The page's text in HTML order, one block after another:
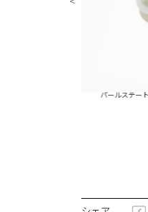
パールステートメントイヤ